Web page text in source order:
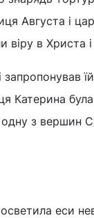
Августа і
в Христа і
запропонував
Катерина
з вершин
еси